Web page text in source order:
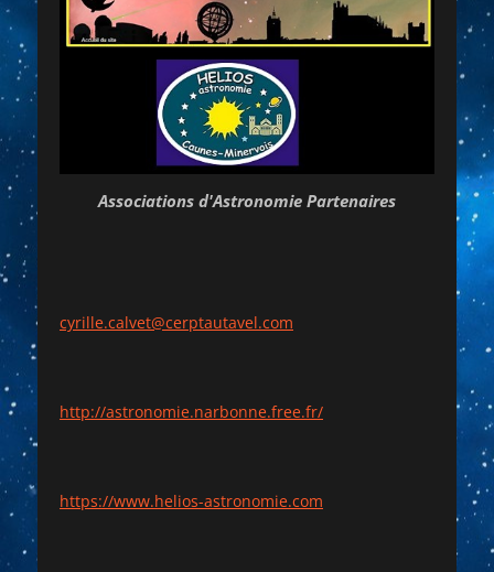
Associations d'Astronomie Partenaires
cyrille.calvet@cerptautavel.com
http://astronomie.narbonne.free.fr/
https://www.helios-astronomie.com